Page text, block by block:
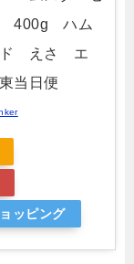
400g ハム
ド えさ エ
当日便
ッピング